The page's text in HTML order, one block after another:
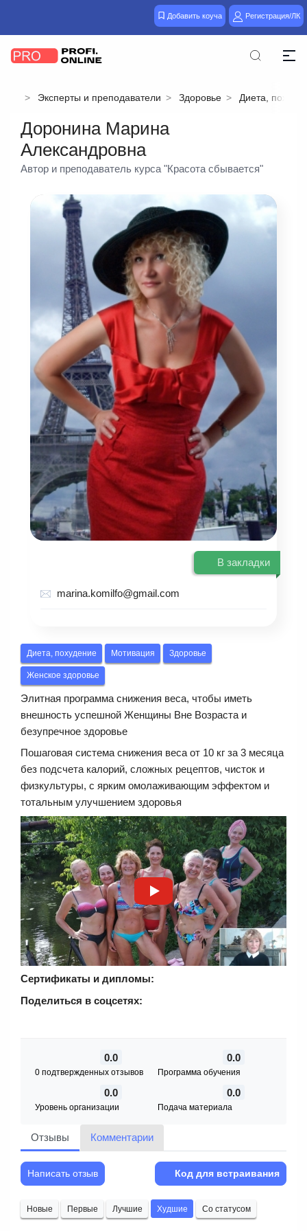
Добавить коуча Регистрация/ЛК
Эксперты и преподаватели Здоровье Диета,
Доронина Марина
Александровна
Автор и преподаватель курса "Красота сбывается"
В закладки
marina.komilfo@gmail.com
Диета, похудение Мотивация Здоровье
Женское здоровье
Элитная программа снижения веса, чтобы иметь
внешность успешной Женщины Вне Возраста и
безупречное здоровье
Пошаговая система снижения веса от 10 кг за 3 месяца
без подсчета калорий, сложных рецептов, чисток и
физкультуры, с ярким омолаживающим эффектом и
тотальным улучшением здоровья
Сертификаты и дипломы:
Поделиться в соцсетях:
0.0
0 подтвержденных отзывов
0.0
Программа обучения
0.0
Уровень организации
0.0
Подача материала
Отзывы Комментарии
Написать отзыв Код для встраивания
Новые Первые Лучшие Худшие Со статусом